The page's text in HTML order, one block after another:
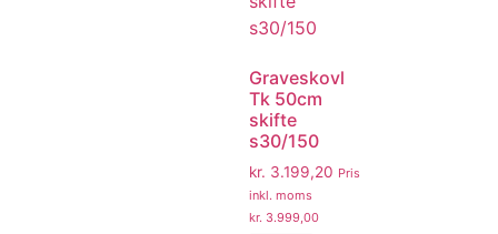
Graveskovl
Tk 50cm
skifte
s30/150
kr. 3.199,20 Pris
inkl. moms
kr. 3.999,00